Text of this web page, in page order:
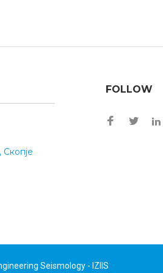
FOLLOW
Facebook
Twitter
Seismology - IZIIS